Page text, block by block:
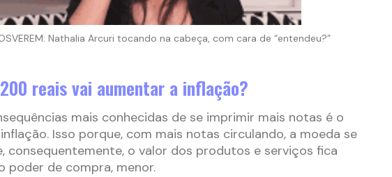
Nathalia Arcuri tocando na cabeça, com cara de “entendeu?”
reais vai aumentar a inflação?
mais conhecidas de se imprimir mais notas é o
Isso porque, com mais notas circulando, a moeda se
consequentemente, o valor dos produtos e serviços fica
poder de compra, menor.